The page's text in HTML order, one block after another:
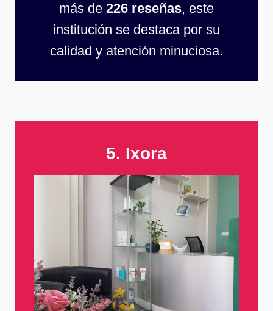
más de 226 reseñas, este
institución se destaca por su
calidad y atención minuciosa.
5. Ixora